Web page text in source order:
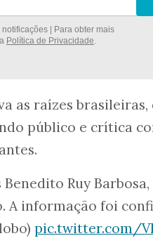
| Para obter mais
Política de Privacidade.
as raízes
público e crítica
Ruy
A informação foi
pic.twitter.com/